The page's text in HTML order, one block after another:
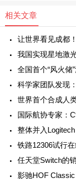
相关文章
让世界看见成都
我国实现星地激
全国首个“风火储
科学家团队发现
世界首个合成人
国际航协专家：
整体并入
铁路12306试行
任天堂Switch的
影驰HOF